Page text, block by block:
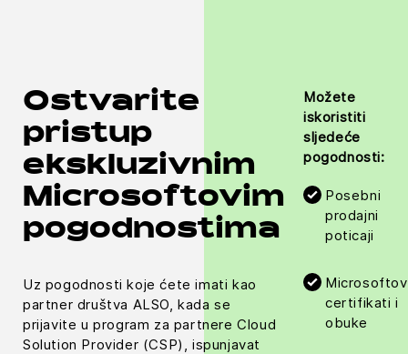
Ostvarite
pristup
ekskluzivnim
Microsoftovim
pogodnostima
Uz pogodnosti koje ćete imati kao
partner društva ALSO, kada se
prijavite u program za partnere Cloud
Solution Provider (CSP), ispunjavat
Možete
iskoristiti
sljedeće
pogodnosti:
Posebni
prodajni
poticaji
certifikati i
obuke